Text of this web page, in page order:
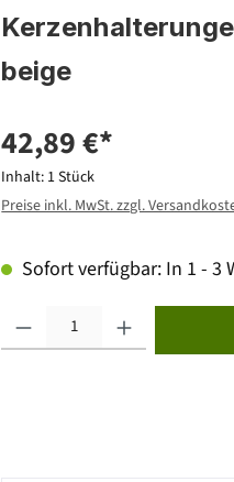
beige
42,89 €*
Inhalt: 1 Stück
Preise inkl. MwSt. zzgl.
Sofort verfügbar: In 1 - 3